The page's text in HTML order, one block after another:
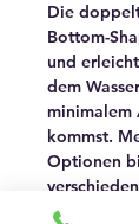
Die
Bottom-
und
dem
minimalem
kommst.
Optionen